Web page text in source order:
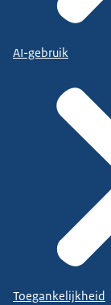
AI-gebruik
Toegankelijkheid